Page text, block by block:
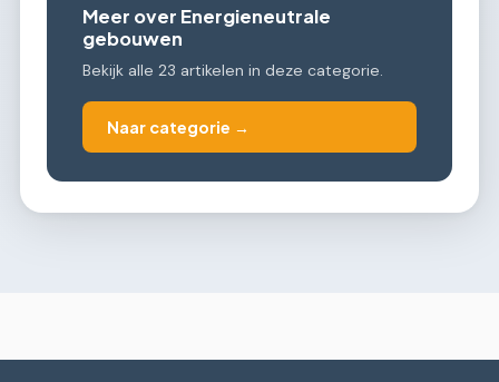
Meer over Energieneutrale
gebouwen
Bekijk alle 23 artikelen in deze categorie.
Naar categorie →